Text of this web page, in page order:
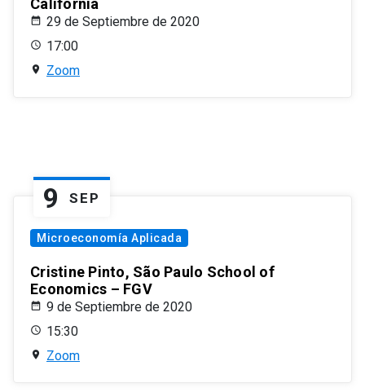
California
29 de Septiembre de 2020
17:00
Zoom
9 SEP
Microeconomía Aplicada
Cristine Pinto, São Paulo School of
Economics – FGV
9 de Septiembre de 2020
15:30
Zoom